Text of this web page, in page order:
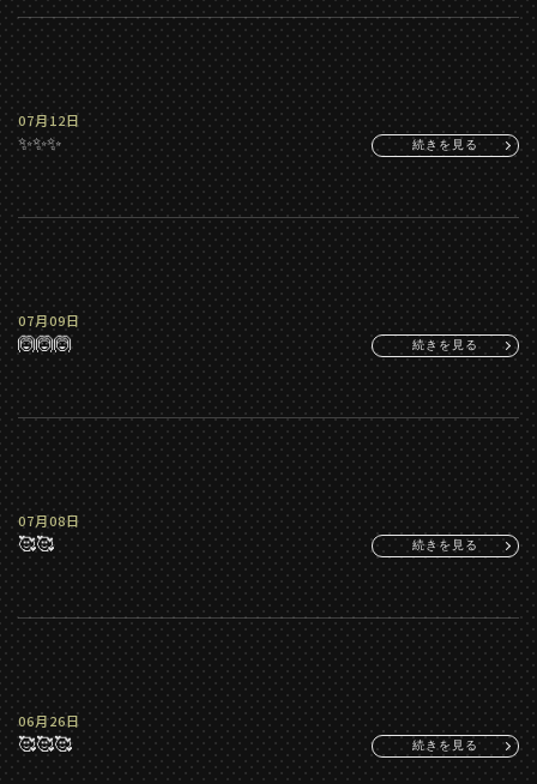
07月12日
✨✨✨ 続きを見る
07月09日
🙆🙆🙆 続きを見る
07月08日
🥰🥰 続きを見る
06月26日
🥰🥰🥰 続きを見る